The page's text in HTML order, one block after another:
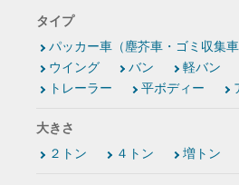
タイプ
パッカー車（塵芥車・ゴミ収集車
ウイング
バン 軽バン
トレーラー
平ボディー
大きさ
２トン
４トン 増トン